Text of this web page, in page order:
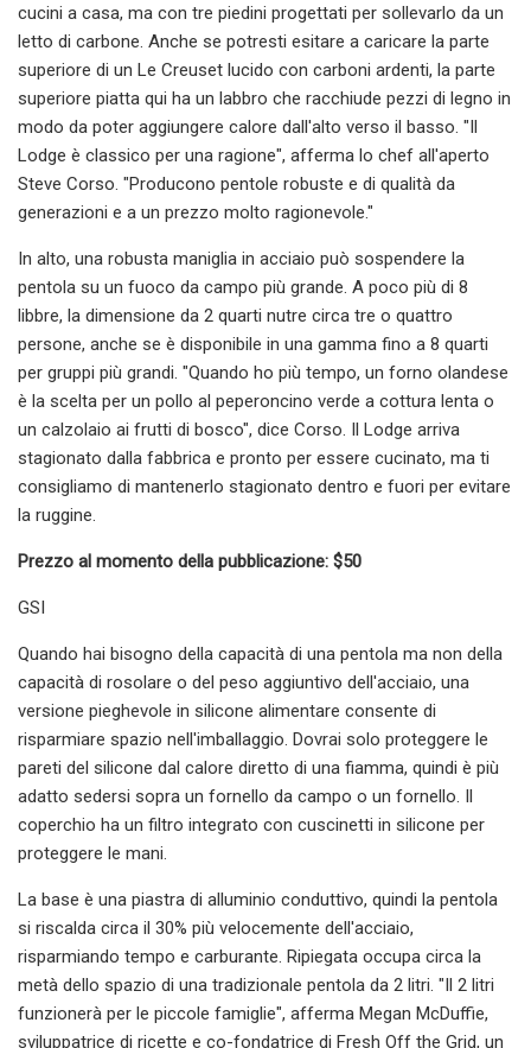
cucini a casa, ma con tre piedini progettati per sollevarlo da un
letto di carbone. Anche se potresti esitare a caricare la parte
superiore di un Le Creuset lucido con carboni ardenti, la parte
superiore piatta qui ha un labbro che racchiude pezzi di legno in
modo da poter aggiungere calore dall'alto verso il basso. "Il
Lodge è classico per una ragione", afferma lo chef all'aperto
Steve Corso. "Producono pentole robuste e di qualità da
generazioni e a un prezzo molto ragionevole."
In alto, una robusta maniglia in acciaio può sospendere la
pentola su un fuoco da campo più grande. A poco più di 8
libbre, la dimensione da 2 quarti nutre circa tre o quattro
persone, anche se è disponibile in una gamma fino a 8 quarti
per gruppi più grandi. "Quando ho più tempo, un forno olandese
è la scelta per un pollo al peperoncino verde a cottura lenta o
un calzolaio ai frutti di bosco", dice Corso. Il Lodge arriva
stagionato dalla fabbrica e pronto per essere cucinato, ma ti
consigliamo di mantenerlo stagionato dentro e fuori per evitare
la ruggine.
Prezzo al momento della pubblicazione: $50
GSI
Quando hai bisogno della capacità di una pentola ma non della
capacità di rosolare o del peso aggiuntivo dell'acciaio, una
versione pieghevole in silicone alimentare consente di
risparmiare spazio nell'imballaggio. Dovrai solo proteggere le
pareti del silicone dal calore diretto di una fiamma, quindi è più
adatto sedersi sopra un fornello da campo o un fornello. Il
coperchio ha un filtro integrato con cuscinetti in silicone per
proteggere le mani.
La base è una piastra di alluminio conduttivo, quindi la pentola
si riscalda circa il 30% più velocemente dell'acciaio,
risparmiando tempo e carburante. Ripiegata occupa circa la
metà dello spazio di una tradizionale pentola da 2 litri. "Il 2 litri
funzionerà per le piccole famiglie", afferma Megan McDuffie,
sviluppatrice di ricette e co-fondatrice di Fresh Off the Grid, un